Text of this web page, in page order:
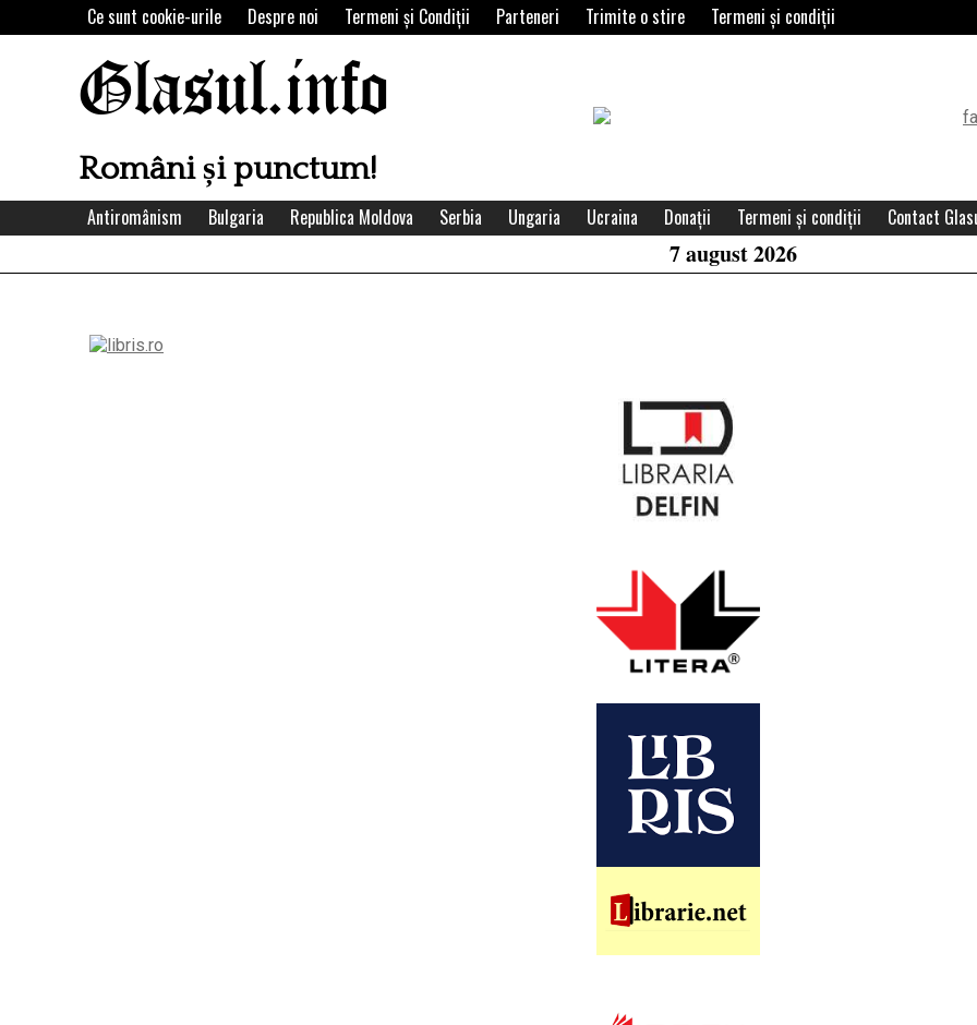
to
Ce sunt cookie-urile Despre noi Termeni şi Condiţii Parteneri Trimite o stire Termeni și condiții
Glasul.info
Români și punctum!
Header
Area
Antiromânism Bulgaria Republica Moldova Serbia Ungaria Ucraina Donații Termeni și condiții Contact
7 august 2026
Left
Asides